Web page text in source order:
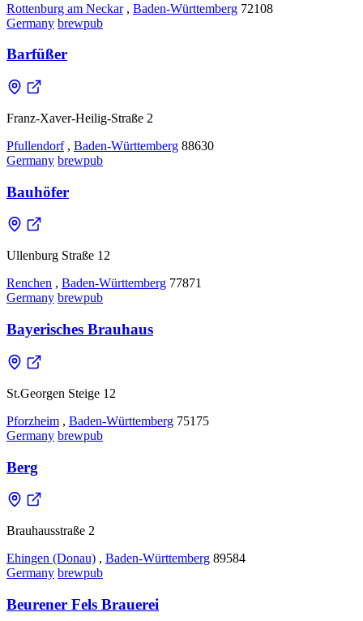
Rottenburg am Neckar , Baden-Württemberg 72108
Germany brewpub
Barfüßer
Franz-Xaver-Heilig-Straße 2
Pfullendorf , Baden-Württemberg 88630
Germany brewpub
Bauhöfer
Ullenburg Straße 12
Renchen , Baden-Württemberg 77871
Germany brewpub
Bayerisches Brauhaus
St.Georgen Steige 12
Pforzheim , Baden-Württemberg 75175
Germany brewpub
Berg
Brauhausstraße 2
Ehingen (Donau) , Baden-Württemberg 89584
Germany brewpub
Beurener Fels Brauerei